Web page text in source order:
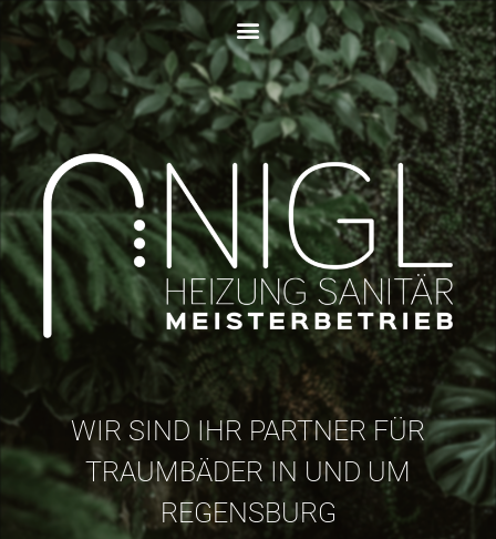
WIR SIND IHR PARTNER FÜR
TRAUMBÄDER IN UND UM
REGENSBURG